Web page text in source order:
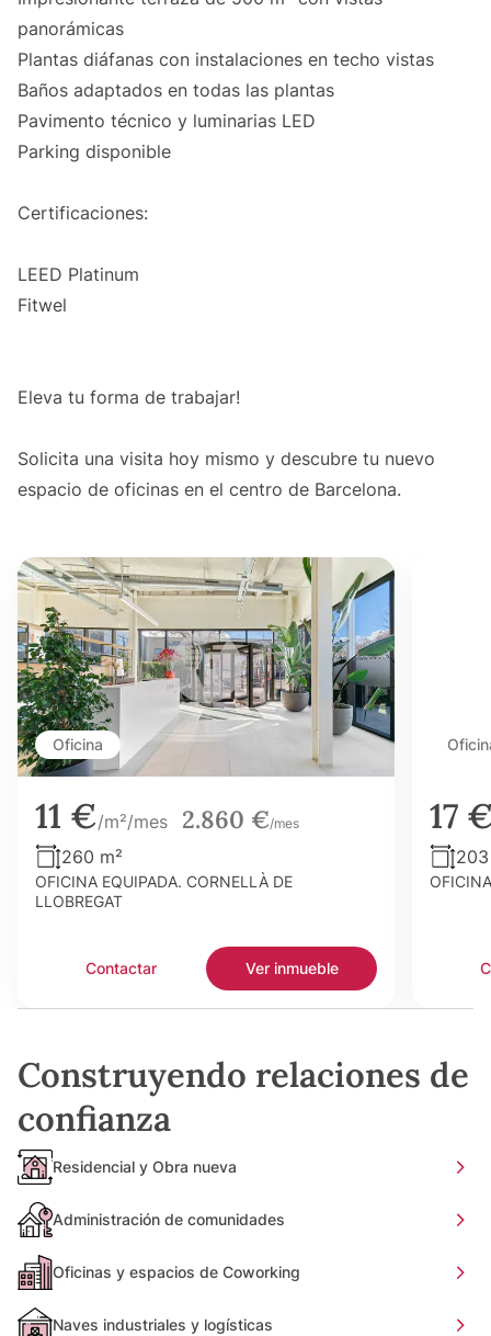
panorámicas
Plantas diáfanas con instalaciones en techo vistas
Baños adaptados en todas las plantas
Pavimento técnico y luminarias LED
Parking disponible
Certificaciones:
LEED Platinum
Fitwel
Eleva tu forma de trabajar!
Solicita una visita hoy mismo y descubre tu nuevo
espacio de oficinas en el centro de Barcelona.
Oficina
11 €/m²/mes 2.860 €/mes
260 m²
OFICINA EQUIPADA. CORNELLÀ DE
LLOBREGAT
Contactar Ver inmueble
17
Construyendo relaciones de
confianza
Residencial y Obra nueva
Administración de comunidades
Oficinas y espacios de Coworking
Naves industriales y logísticas